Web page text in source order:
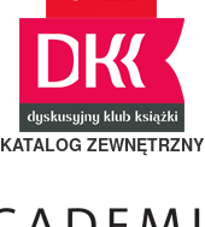
KATALOG ZEWNĘTRZNY